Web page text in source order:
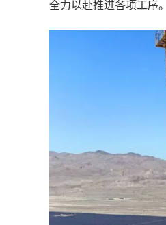
全力以赴推进各项工序。